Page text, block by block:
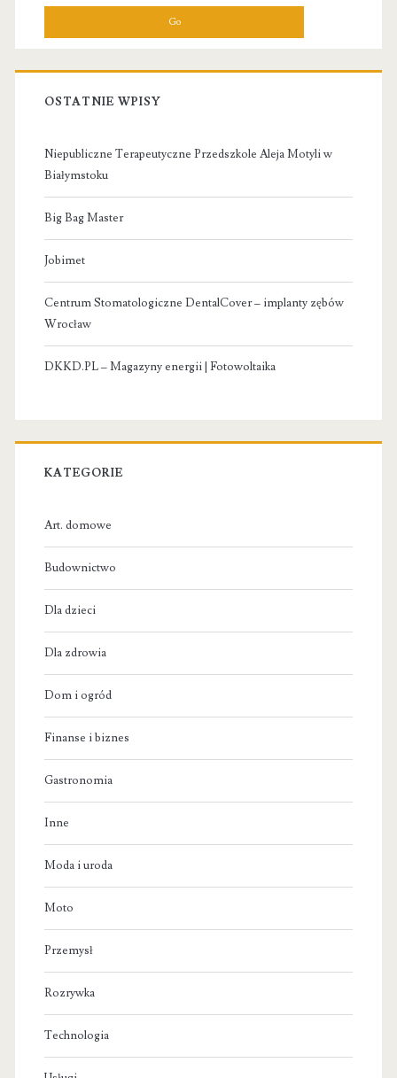
OSTATNIE WPISY
Niepubliczne Terapeutyczne Przedszkole Aleja Motyli w
Białymstoku
Big Bag Master
Jobimet
Centrum Stomatologiczne DentalCover – implanty zębów
Wrocław
DKKD.PL – Magazyny energii | Fotowoltaika
KATEGORIE
Art. domowe
Budownictwo
Dla dzieci
Dla zdrowia
Dom i ogród
Finanse i biznes
Gastronomia
Inne
Moda i uroda
Moto
Przemysł
Rozrywka
Technologia